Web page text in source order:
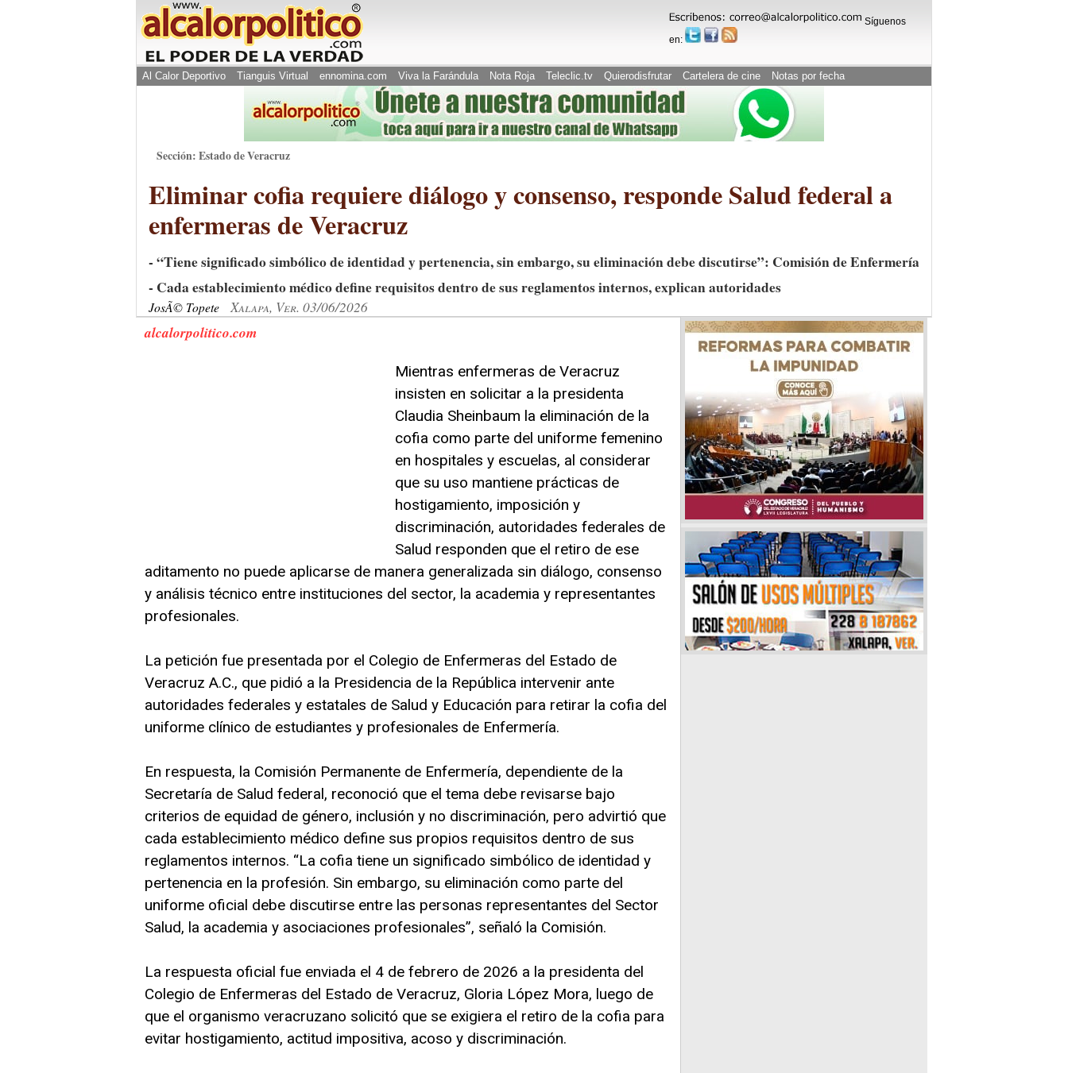
Síguenos
en:
Al Calor Deportivo Tianguis Virtual ennomina.com Viva la Farándula Nota Roja Teleclic.tv Quierodisfrutar Cartelera de cine Notas por fecha
Sección: Estado de Veracruz
Eliminar cofia requiere diálogo y consenso, responde Salud federal a
enfermeras de Veracruz
- “Tiene significado simbólico de identidad y pertenencia, sin embargo, su eliminación debe discutirse”: Comisión de Enfermería
- Cada establecimiento médico define requisitos dentro de sus reglamentos internos, explican autoridades
JosÃ© Topete Xalapa, Ver. 03/06/2026
alcalorpolitico.com
Mientras enfermeras de Veracruz
insisten en solicitar a la presidenta
Claudia Sheinbaum la eliminación de la
cofia como parte del uniforme femenino
en hospitales y escuelas, al considerar
que su uso mantiene prácticas de
hostigamiento, imposición y
discriminación, autoridades federales de
Salud responden que el retiro de ese
aditamento no puede aplicarse de manera generalizada sin diálogo, consenso
y análisis técnico entre instituciones del sector, la academia y representantes
profesionales.
La petición fue presentada por el Colegio de Enfermeras del Estado de
Veracruz A.C., que pidió a la Presidencia de la República intervenir ante
autoridades federales y estatales de Salud y Educación para retirar la cofia del
uniforme clínico de estudiantes y profesionales de Enfermería.
En respuesta, la Comisión Permanente de Enfermería, dependiente de la
Secretaría de Salud federal, reconoció que el tema debe revisarse bajo
criterios de equidad de género, inclusión y no discriminación, pero advirtió que
cada establecimiento médico define sus propios requisitos dentro de sus
reglamentos internos. “La cofia tiene un significado simbólico de identidad y
pertenencia en la profesión. Sin embargo, su eliminación como parte del
uniforme oficial debe discutirse entre las personas representantes del Sector
Salud, la academia y asociaciones profesionales”, señaló la Comisión.
La respuesta oficial fue enviada el 4 de febrero de 2026 a la presidenta del
Colegio de Enfermeras del Estado de Veracruz, Gloria López Mora, luego de
que el organismo veracruzano solicitó que se exigiera el retiro de la cofia para
evitar hostigamiento, actitud impositiva, acoso y discriminación.